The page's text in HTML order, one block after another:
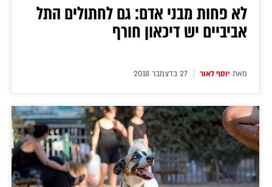
לא פחות מבני אדם: גם לחתולים התל
אביביים יש דיכאון חורף
מאת יוסף לאור 27 בדצמבר 2018